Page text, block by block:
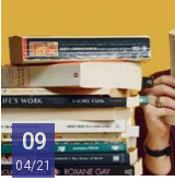
09
04/21